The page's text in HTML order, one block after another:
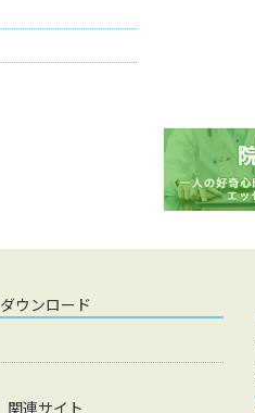
ダウンロード
関連サイト